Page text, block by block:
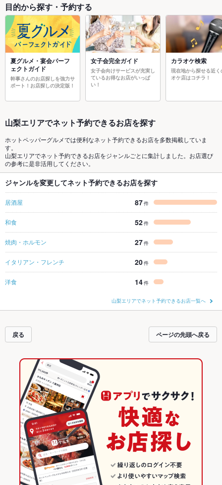
目的から探す・予約する
夏グルメ・宴会パーフ
ェクトガイド
幹事さんのお店探しを強力サ
ポート！お店探しの決定版！
女子会完全ガイド
女子会向けサービスが充実し
ているお得なお店がいっぱ
い！
カラオケ検索
現在地から探せる近く
オケ店はコチラ！
山梨エリアでネット予約できるお店を探す
ホットペッパーグルメでは便利なネット予約できるお店を多数掲載していま
す。
山梨エリアでネット予約できるお店をジャンルごとに集計しました。お店選び
の参考に是非活用してください。
ジャンルを変更してネット予約できるお店を探す
居酒屋 87件
和食 52件
焼肉・ホルモン 27件
イタリアン・フレンチ 20件
洋食 14件
山梨エリアでネット予約できるお店一覧へ
戻る ページの先頭へ戻る